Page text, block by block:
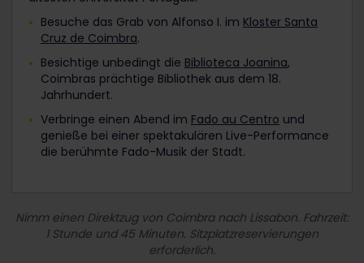
Besuche das Grab von Alfonso I. im Kloster Santa
Cruz de Coimbra.
Besichtige unbedingt die Biblioteca Joanina,
Coimbras prächtige Bibliothek aus dem 18.
Jahrhundert.
Verbringe einen Abend im Fado au Centro und
genieße bei einer spektakulären Live-Performance
die berühmte Fado-Musik der Stadt.
Nimm einen Direktzug von Coimbra nach Lissabon. Fahrzeit:
1 Stunde und 45 Minuten. Sitzplatzreservierungen
erforderlich.